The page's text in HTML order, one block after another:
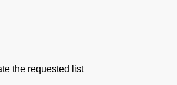
the requested list